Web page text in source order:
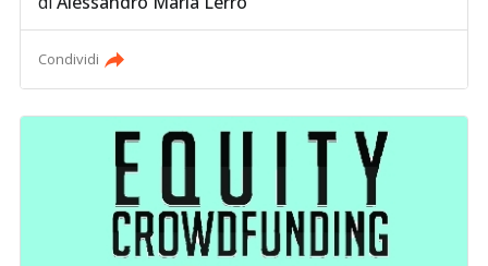
Condividi